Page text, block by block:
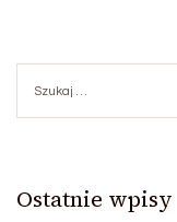
Ostatnie wpisy